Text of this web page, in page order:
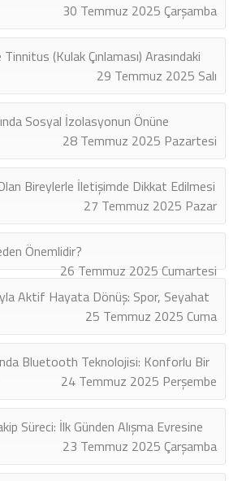
30 Temmuz 2025 Çarşamba
(Kulak Çınlaması) Arasındaki
29 Temmuz 2025 Salı
Sosyal İzolasyonun Önüne
28 Temmuz 2025 Pazartesi
Bireylerle İletişimde Dikkat Edilmesi
27 Temmuz 2025 Pazar
Önemlidir?
26 Temmuz 2025 Cumartesi
Aktif Hayata Dönüş: Spor, Seyahat
25 Temmuz 2025 Cuma
Bluetooth Teknolojisi: Konforlu Bir
24 Temmuz 2025 Perşembe
Süreci: İlk Günden Alışma Evresine
23 Temmuz 2025 Çarşamba